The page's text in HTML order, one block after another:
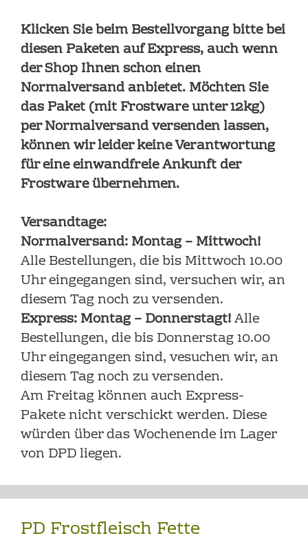
Klicken Sie beim Bestellvorgang bitte bei
diesen Paketen auf Express, auch wenn
der Shop Ihnen schon einen
Normalversand anbietet. Möchten Sie
das Paket (mit Frostware unter 12kg)
per Normalversand versenden lassen,
können wir leider keine Verantwortung
für eine einwandfreie Ankunft der
Frostware übernehmen.
Versandtage:
Normalversand: Montag – Mittwoch!
Alle Bestellungen, die bis Mittwoch 10.00
Uhr eingegangen sind, versuchen wir, an
diesem Tag noch zu versenden.
Express: Montag – Donnerstagt!Alle
Bestellungen, die bis Donnerstag 10.00
Uhr eingegangen sind, vesuchen wir, an
diesem Tag noch zu versenden.
Am Freitag können auch Express-
Pakete nicht verschickt werden. Diese
würden über das Wochenende im Lager
von DPD liegen.
PD Frostfleisch Fette